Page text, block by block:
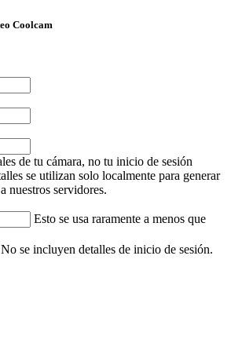
Coolcam
de tu cámara, no tu inicio de sesión
se utilizan solo localmente para generar
nuestros servidores.
Esto se usa raramente a menos que
No se incluyen detalles de inicio de sesión.